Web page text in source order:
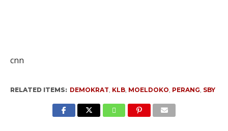
cnn
RELATED ITEMS: DEMOKRAT, KLB, MOELDOKO, PERANG, SBY